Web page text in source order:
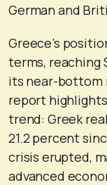
German and
Greece’s
terms, reaching
its near-bottom
report
trend: Greek
21.2 percent
crisis erupted,
advanced